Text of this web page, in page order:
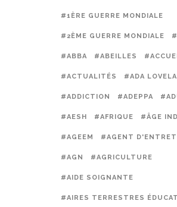
#1ÈRE GUERRE MONDIALE
#2ÈME GUERRE MONDIALE
#ABBA #ABEILLES
#ACTUALITÉS #ADA
#ADDICTION #ADEPPA
#AESH #AFRIQUE #ÂGE
#AGEEM #AGENT
#AGN #AGRICULTURE
#AIDE SOIGNANTE
#AIRES TERRESTRES